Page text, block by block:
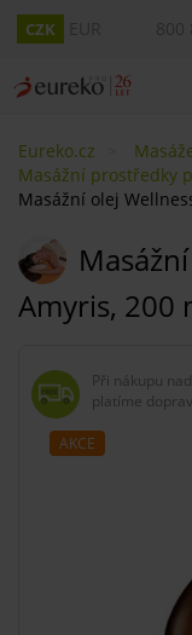
CZK
Eureko.cz
Masážní prostředky
Masážní olej
Amyris, 200
Při nákupu nad
platíme
AKCE